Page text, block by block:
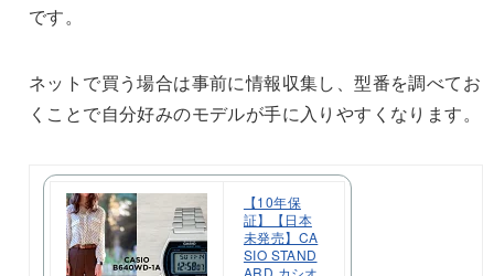
です。
ネットで買う場合は事前に情報収集し、型番を調べてお
くことで自分好みのモデルが手に入りやすくなります。
【10年保
証】【日本
未発売】CA
SIO STAND